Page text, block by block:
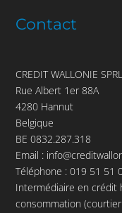
Contact
CREDIT WALLONIE SPRL
Rue Albert 1er 88A
4280 Hannut
Belgique
BE 0832.287.318
Email :
Téléphone :019 51 51
Intermédiaire en crédit
consommation